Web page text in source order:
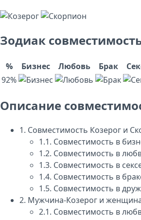
Зодиак
% Бизнес Любовь Брак
92%
Описание
1. Совместимость Козерог и
1.1. Совместимость в
1.2. Совместимость в
1.3. Совместимость в
1.4. Совместимость в
1.5. Совместимость в
2. Мужчина-Козерог и
2.1. Совместимость в